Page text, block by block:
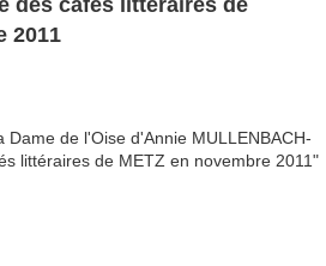
2011